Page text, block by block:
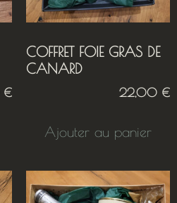
€
COFFRET FOIE GRAS DE
CANARD
22,00 €
Ajouter au panier